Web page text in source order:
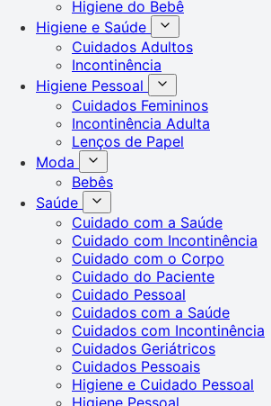
Higiene do Bebê
Higiene e Saúde
Cuidados Adultos
Incontinência
Higiene Pessoal
Cuidados Femininos
Incontinência Adulta
Lenços de Papel
Moda
Bebês
Saúde
Cuidado com a Saúde
Cuidado com Incontinência
Cuidado com o Corpo
Cuidado do Paciente
Cuidado Pessoal
Cuidados com a Saúde
Cuidados com Incontinência
Cuidados Geriátricos
Cuidados Pessoais
Higiene e Cuidado Pessoal
Higiene Pessoal